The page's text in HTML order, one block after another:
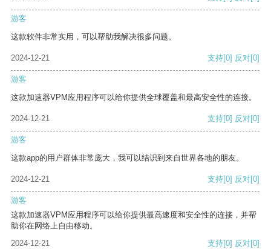
游客
这款软件非常实用，可以帮助我解决很多问题。
2024-12-21 支持[0] 反对[0]
游客
这款加速器VPM应用程序可以给你提供全球覆盖和最高安全性的连接。
2024-12-21 支持[0] 反对[0]
游客
这款app的用户群体非常庞大，我可以结识到来自世界各地的朋友。
2024-12-21 支持[0] 反对[0]
游客
这款加速器VPM应用程序可以给你提供最高速度和安全性的连接，并帮
助你在网络上自由移动。
2024-12-21
支持[0] 反对[0]